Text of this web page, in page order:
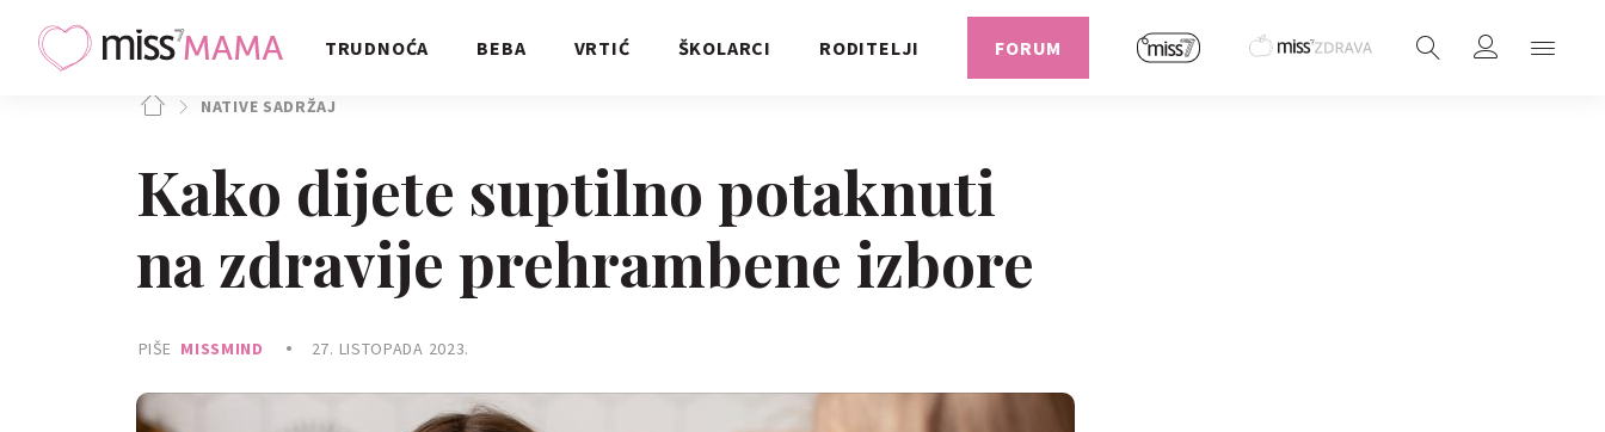
TRUDNOĆA BEBA VRTIĆ ŠKOLARCI RODITELJI FORUM
NATIVE SADRŽAJ
Kako dijete suptilno potaknuti
na zdravije prehrambene izbore
PIŠE MISSMIND 27. LISTOPADA 2023.